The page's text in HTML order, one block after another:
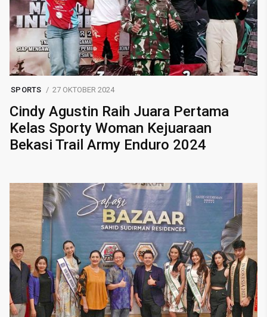
SPORTS 27 OKTOBER 2024
Cindy Agustin Raih Juara Pertama
Kelas Sporty Woman Kejuaraan
Bekasi Trail Army Enduro 2024